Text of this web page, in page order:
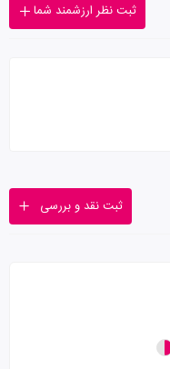
ثبت نظر ارزشمند شما
ثبت نقد و بررسی